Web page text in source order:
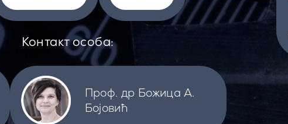
Контакт особа:
Проф. др Божица А.
Бојовић